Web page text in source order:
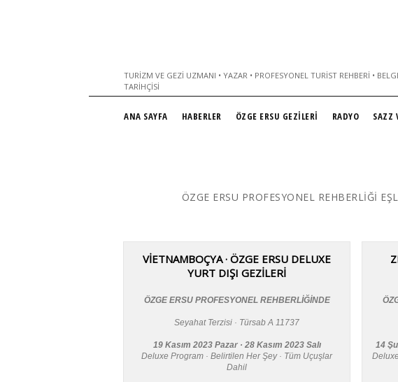
TURIZM VE GEZI UZMANI • YAZAR • PROFESYONEL TURIST REHBERI •
TARIHÇISI
ANA SAYFA HABERLER ÖZGE ERSU GEZİLERİ RADYO SAZZ
ÖZGE ERSU PROFESYONEL REHBERLİĞİ
VİETNAMBOÇYA · ÖZGE ERSU DELUXE
YURT DIŞI GEZİLERİ
ÖZGE ERSU PROFESYONEL REHBERLİĞİNDE
Seyahat Terzisi · Türsab A 11737
19 Kasım 2023 Pazar · 28 Kasım 2023 Salı
Deluxe Program · Belirtilen Her Şey · Tüm Uçuşlar
Dahil
14